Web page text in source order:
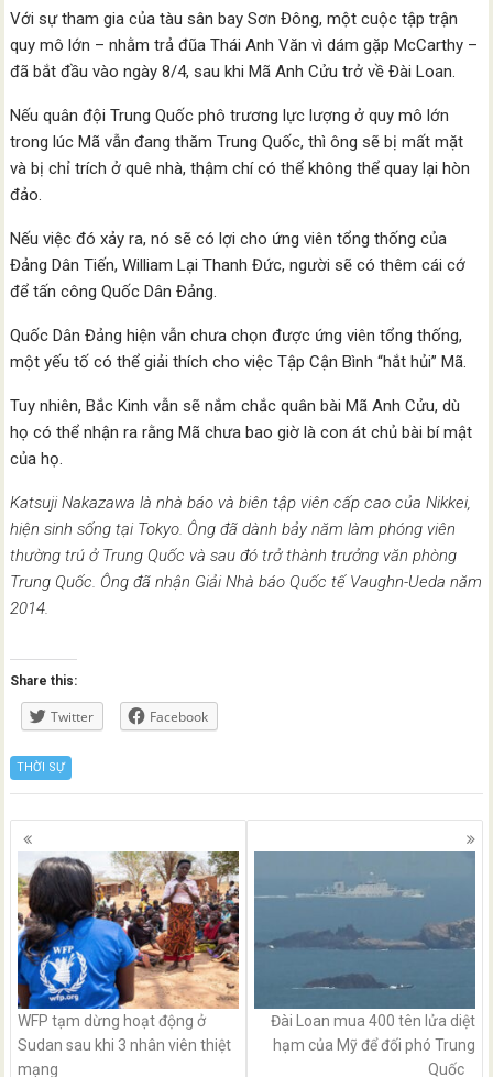
Với sự tham gia của tàu sân bay Sơn Đông, một cuộc tập trận
quy mô lớn – nhằm trả đũa Thái Anh Văn vì dám gặp McCarthy –
đã bắt đầu vào ngày 8/4, sau khi Mã Anh Cửu trở về Đài Loan.
Nếu quân đội Trung Quốc phô trương lực lượng ở quy mô lớn
trong lúc Mã vẫn đang thăm Trung Quốc, thì ông sẽ bị mất mặt
và bị chỉ trích ở quê nhà, thậm chí có thể không thể quay lại hòn
đảo.
Nếu việc đó xảy ra, nó sẽ có lợi cho ứng viên tổng thống của
Đảng Dân Tiến, William Lại Thanh Đức, người sẽ có thêm cái cớ
để tấn công Quốc Dân Đảng.
Quốc Dân Đảng hiện vẫn chưa chọn được ứng viên tổng thống,
một yếu tố có thể giải thích cho việc Tập Cận Bình “hắt hủi” Mã.
Tuy nhiên, Bắc Kinh vẫn sẽ nắm chắc quân bài Mã Anh Cửu, dù
họ có thể nhận ra rằng Mã chưa bao giờ là con át chủ bài bí mật
của họ.
Katsuji Nakazawa là nhà báo và biên tập viên cấp cao của Nikkei,
hiện sinh sống tại Tokyo. Ông đã dành bảy năm làm phóng viên
thường trú ở Trung Quốc và sau đó trở thành trưởng văn phòng
Trung Quốc. Ông đã nhận Giải Nhà báo Quốc tế Vaughn-Ueda năm
2014.
Share this:
Twitter Facebook
THỜI SỰ
Posts
navigation
WFP tạm dừng hoạt động ở
Sudan sau khi 3 nhân viên thiệt
mạng
Đài Loan mua 400 tên lửa diệt
hạm của Mỹ để đối phó Trung
Quốc